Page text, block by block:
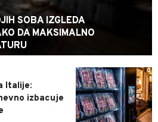
SOBA IZGLEDA
DA MAKSIMALNO
0
Italije:
izbacuje